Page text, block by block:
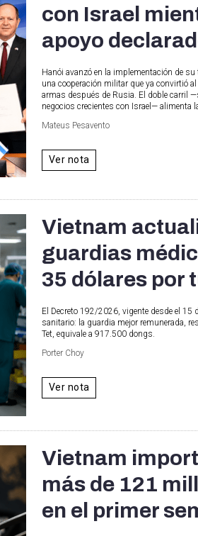
con Israel
apoyo
Hanói avanzó en la implementación de
una cooperación militar que ya convirtió
armas después de Rusia. El doble carril
negocios crecientes con Israel— alimenta
Mateus Pesavento
Ver nota
Vietnam
guardias
35 dólares por
El Decreto 192/2026, vigente desde el
sanitario: la guardia mejor remunerada,
Tet, equivale a 917.500 dongs.
Porter Choy
Ver nota
Vietnam
más de 121
en el primer